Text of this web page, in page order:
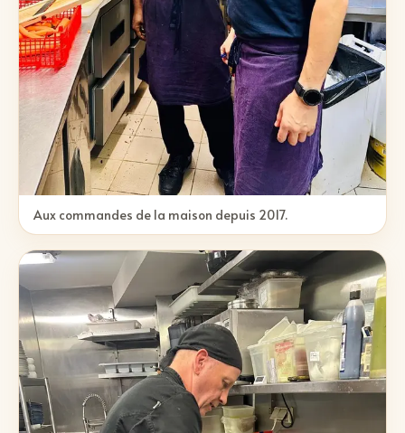
Aux commandes de la maison depuis 2017.